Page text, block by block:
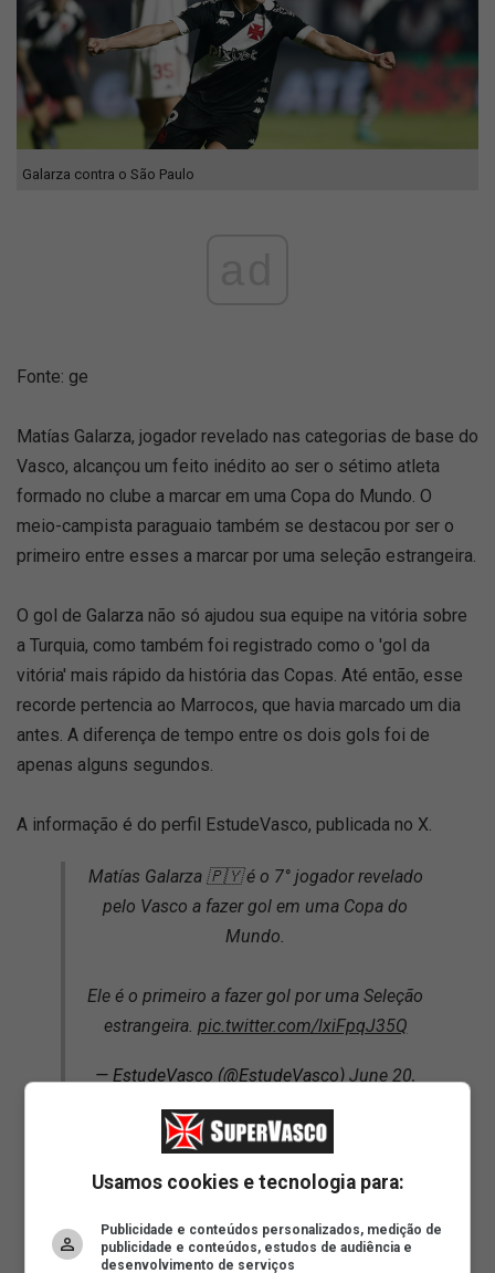
Galarza contra o São Paulo
Fonte: ge
Matías Galarza, jogador revelado nas categorias de base do
Vasco, alcançou um feito inédito ao ser o sétimo atleta
formado no clube a marcar em uma Copa do Mundo. O
meio-campista paraguaio também se destacou por ser o
primeiro entre esses a marcar por uma seleção estrangeira.
O gol de Galarza não só ajudou sua equipe na vitória sobre
a Turquia, como também foi registrado como o 'gol da
vitória' mais rápido da história das Copas. Até então, esse
recorde pertencia ao Marrocos, que havia marcado um dia
antes. A diferença de tempo entre os dois gols foi de
apenas alguns segundos.
A informação é do perfil EstudeVasco, publicada no X.
Matías Galarza 🇵🇾 é o 7° jogador revelado
pelo Vasco a fazer gol em uma Copa do
Mundo.
Ele é o primeiro a fazer gol por uma Seleção
estrangeira. pic.twitter.com/lxiFpqJ35Q
— EstudeVasco (@EstudeVasco) June 20,
ad
Usamos cookies e tecnologia para:
Publicidade e conteúdos personalizados, medição de
publicidade e conteúdos, estudos de audiência e
desenvolvimento de serviços